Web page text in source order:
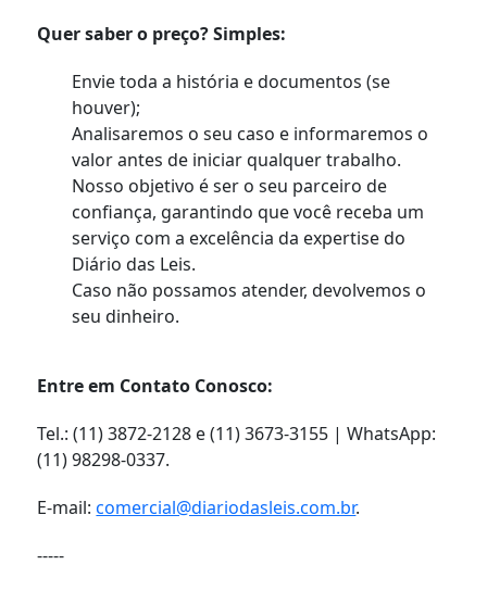
Quer saber o preço? Simples:
Envie toda a história e documentos (se
houver);
Analisaremos o seu caso e informaremos o
valor antes de iniciar qualquer trabalho.
Nosso objetivo é ser o seu parceiro de
confiança, garantindo que você receba um
serviço com a excelência da expertise do
Diário das Leis.
Caso não possamos atender, devolvemos o
seu dinheiro.
Entre em Contato Conosco:
Tel.: (11) 3872-2128 e (11) 3673-3155 | WhatsApp:
(11) 98298-0337.
E-mail:comercial@diariodasleis.com.br.
-----